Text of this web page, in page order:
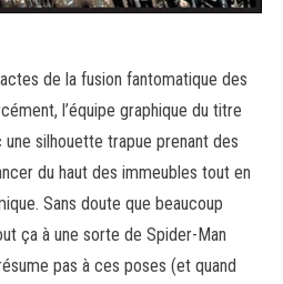
de la fusion fantomatique des
l’équipe graphique du titre
silhouette trapue prenant des
du haut des immeubles tout en
Sans doute que beaucoup
ça à une sorte de Spider-Man
pas à ces poses (et quand